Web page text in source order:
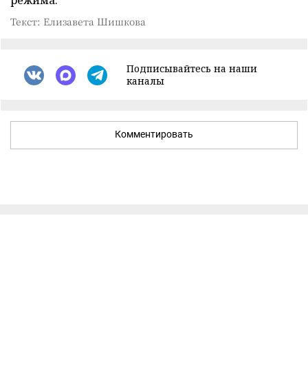
Текст: Елизавета Шишкова
Подписывайтесь на наши
каналы
Комментировать